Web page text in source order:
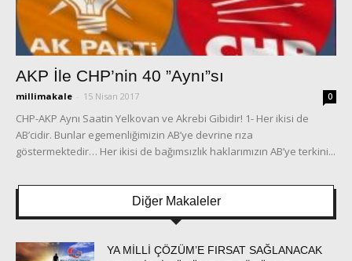
AKP İle CHP’nin 40 ”Aynı”sı
millimakale 15 Nisan 2017 0
CHP-AKP Aynı Saatin Yelkovan ve Akrebi Gibidir! 1- Her ikisi de
AB’cidir. Bunlar egemenliğimizin AB’ye devrine rıza
göstermektedir… Her ikisi de bağımsızlık haklarımızın AB’ye terkini...
Diğer Makaleler
YA MİLLİ ÇÖZÜM’E FIRSAT SAĞLANACAK